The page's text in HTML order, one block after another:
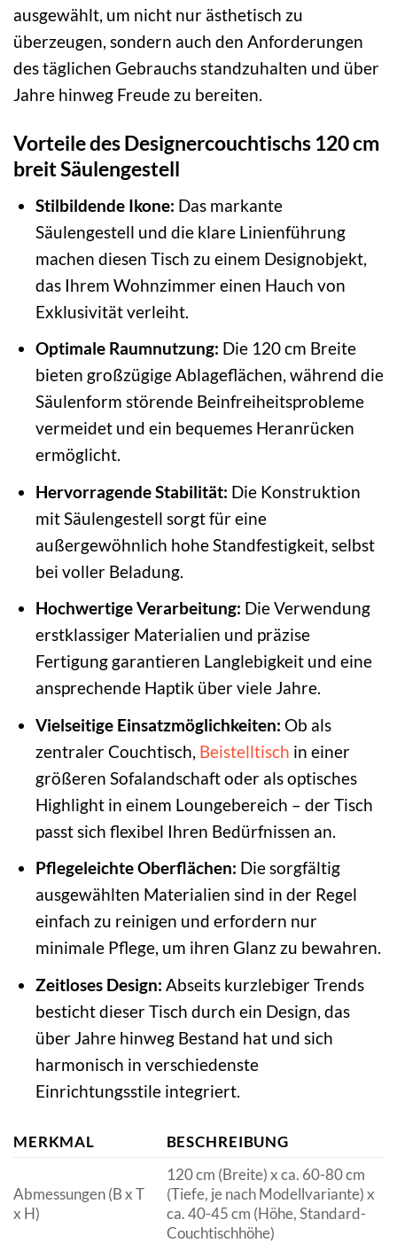
ausgewählt, um nicht nur ästhetisch zu
überzeugen, sondern auch den Anforderungen
des täglichen Gebrauchs standzuhalten und über
Jahre hinweg Freude zu bereiten.
Vorteile des Designercouchtischs 120 cm
breit Säulengestell
Stilbildende Ikone: Das markante
Säulengestell und die klare Linienführung
machen diesen Tisch zu einem Designobjekt,
das Ihrem Wohnzimmer einen Hauch von
Exklusivität verleiht.
Optimale Raumnutzung: Die 120 cm Breite
bieten großzügige Ablageflächen, während die
Säulenform störende Beinfreiheitsprobleme
vermeidet und ein bequemes Heranrücken
ermöglicht.
Hervorragende Stabilität: Die Konstruktion
mit Säulengestell sorgt für eine
außergewöhnlich hohe Standfestigkeit, selbst
bei voller Beladung.
Hochwertige Verarbeitung: Die Verwendung
erstklassiger Materialien und präzise
Fertigung garantieren Langlebigkeit und eine
ansprechende Haptik über viele Jahre.
Vielseitige Einsatzmöglichkeiten: Ob als
zentraler Couchtisch, Beistelltisch in einer
größeren Sofalandschaft oder als optisches
Highlight in einem Loungebereich – der Tisch
passt sich flexibel Ihren Bedürfnissen an.
Pflegeleichte Oberflächen: Die sorgfältig
ausgewählten Materialien sind in der Regel
einfach zu reinigen und erfordern nur
minimale Pflege, um ihren Glanz zu bewahren.
Zeitloses Design: Abseits kurzlebiger Trends
besticht dieser Tisch durch ein Design, das
über Jahre hinweg Bestand hat und sich
harmonisch in verschiedenste
Einrichtungsstile integriert.
MERKMAL BESCHREIBUNG
Abmessungen (B x T
x H)
120 cm (Breite) x ca. 60-80 cm
(Tiefe, je nach Modellvariante) x
ca. 40-45 cm (Höhe, Standard-
Couchtischhöhe)